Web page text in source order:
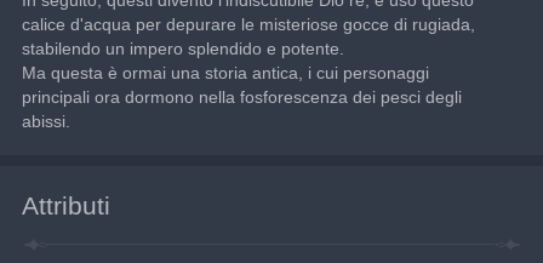
calice d'acqua per depurare le misteriose gocce di rugiada,
stabilendo un impero splendido e potente.
Ma questa è ormai una storia antica, i cui personaggi
principali ora dormono nella fosforescenza dei pesci degli
abissi.
Attributi